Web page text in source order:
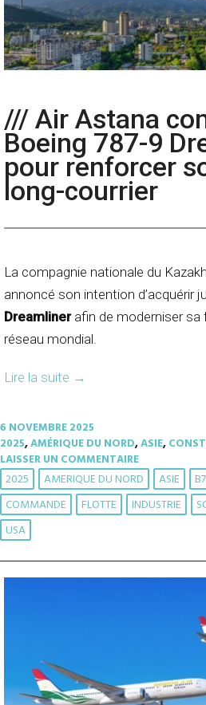
/// Air Astana
Boeing 787-9
pour renforcer
long-courrier
La compagnie nationale du
annoncé son intention d’acquérir
Dreamlinerafin de moderniser sa
réseau mondial.
Lire la suite →
6 NOVEMBRE 2025
2025,AMÉRIQUE DU NORD,ASIE,
LAISSER UN COMMENTAIRE
2025 AMERIQUE DU NORD ASIE
COMMANDE
FLOTTE INDUSTRIE
USA